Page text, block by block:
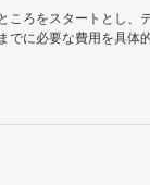
ころをスタートとし、
でに必要な費用を具体